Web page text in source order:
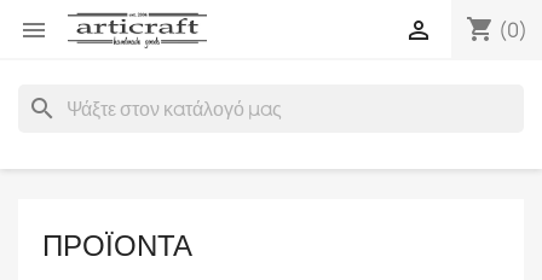
 shopping_cart (0)

search
ΠΡΟΪΌΝΤΑ